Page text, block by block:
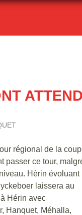
régional de la
passer ce tour,
Hérin évoluant
laissera au
Hérin avec
Hanquet, Méhalla,